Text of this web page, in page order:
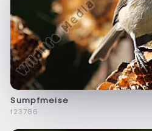
Sumpfmeise
f23786